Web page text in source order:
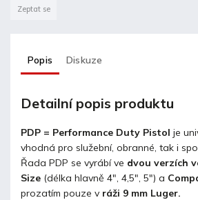
Zeptat se
Popis Diskuze
Detailní popis produktu
PDP = Performance Duty Pistol je
vhodná pro služební, obranné, tak i
Řada PDP se vyrábí ve dvou verzích
Size (délka hlavně 4", 4,5", 5") a
prozatím pouze v ráži 9 mm Luger.